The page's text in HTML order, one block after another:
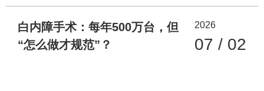
白内障手术：每年500万台，但
“怎么做才规范”？
2026
07 / 02